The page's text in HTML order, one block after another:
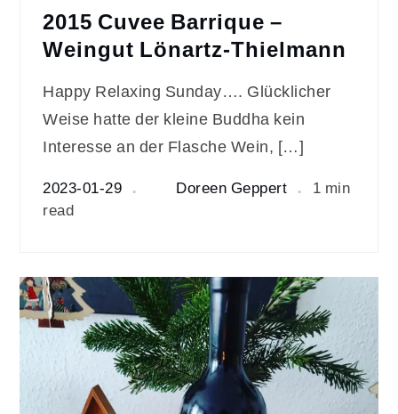
2015 Cuvee Barrique –
Weingut Lönartz-Thielmann
Happy Relaxing Sunday…. Glücklicher
Weise hatte der kleine Buddha kein
Interesse an der Flasche Wein, […]
2023-01-29 Doreen Geppert
1 min
read